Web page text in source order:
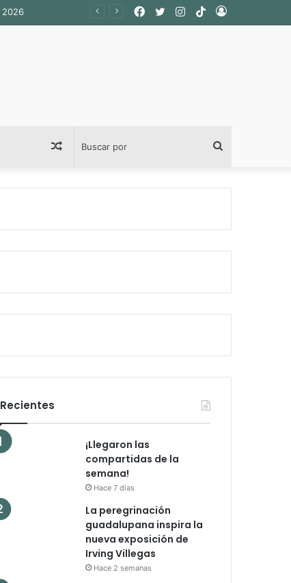
Acceso
TikTok
Instagram
Twitter
Facebook
por
Publicación
al
azar
Recientes
¡Llegaron las
compartidas de la
semana!
Hace 7 días
La peregrinación
guadalupana inspira la
nueva exposición de
Irving Villegas
Hace 2 semanas